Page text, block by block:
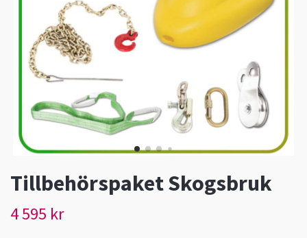
Tillbehörspaket Skogsbruk
4 595 kr